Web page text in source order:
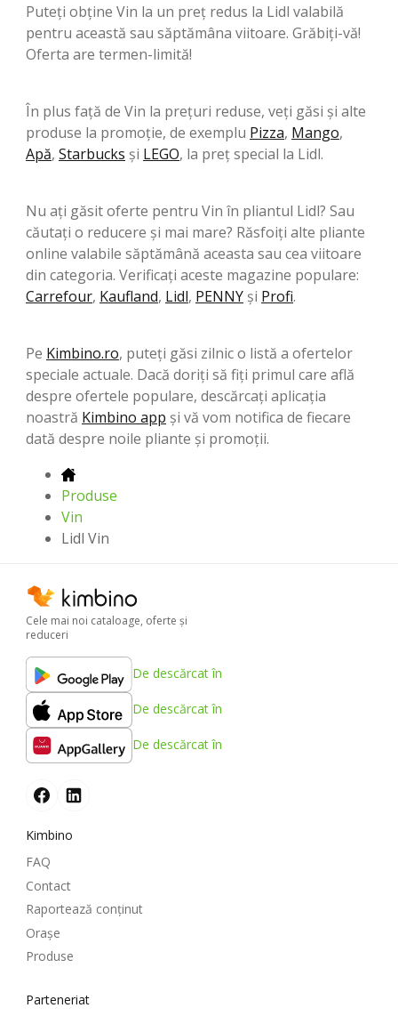
Puteți obține Vin la un preț redus la Lidl valabilă
pentru această sau săptămâna viitoare. Grăbiți-vă!
Oferta are termen-limită!
În plus față de Vin la prețuri reduse, veți găsi și alte
produse la promoție, de exemplu Pizza, Mango,
Apă, Starbucks şi LEGO, la preț special la Lidl.
Nu ați găsit oferte pentru Vin în pliantul Lidl? Sau
căutați o reducere și mai mare? Răsfoiți alte pliante
online valabile săptămână aceasta sau cea viitoare
din categoria. Verificați aceste magazine populare:
Carrefour, Kaufland, Lidl, PENNY şi Profi.
Pe Kimbino.ro, puteți găsi zilnic o listă a ofertelor
speciale actuale. Dacă doriți să fiți primul care află
despre ofertele populare, descărcați aplicația
noastră Kimbino app și vă vom notifica de fiecare
dată despre noile pliante și promoții.
Produse
Vin
Lidl Vin
Cele mai noi cataloage, oferte şi
reduceri
De descărcat în
De descărcat în
De descărcat în
Kimbino
FAQ
Contact
Raportează conținut
Oraşe
Produse
Parteneriat